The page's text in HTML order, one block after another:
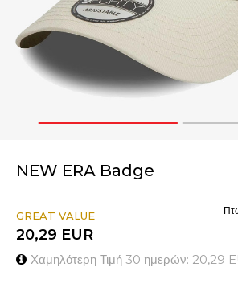
1
NEW ERA Badge
GREAT VALUE
20,29 EUR
Χαμηλότερη Τιμή 30 ημερών: 20,29